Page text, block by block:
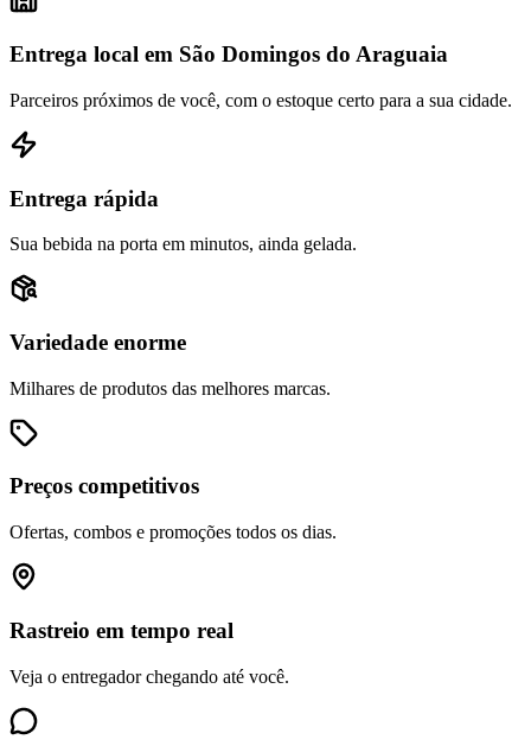
Entrega local em São Domingos do Araguaia
Parceiros próximos de você, com o estoque certo para a sua cidade.
Entrega rápida
Sua bebida na porta em minutos, ainda gelada.
Variedade enorme
Milhares de produtos das melhores marcas.
Preços competitivos
Ofertas, combos e promoções todos os dias.
Rastreio em tempo real
Veja o entregador chegando até você.